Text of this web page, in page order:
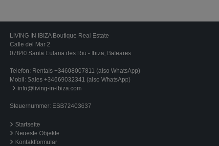
LIVING IN IBIZA Boutique Real Estate
Calle del Mar 2
07840 Santa Eularia des Riu - Ibiza, Baleares
Telefon: Rentals +34608007811 (also WhatsApp)
Mobil: Sales +34669032341 (also WhatsApp)
info@living-in-ibiza.com
Steuernummer: ESB72403637
Startseite
Neueste Objekte
Kontaktformular